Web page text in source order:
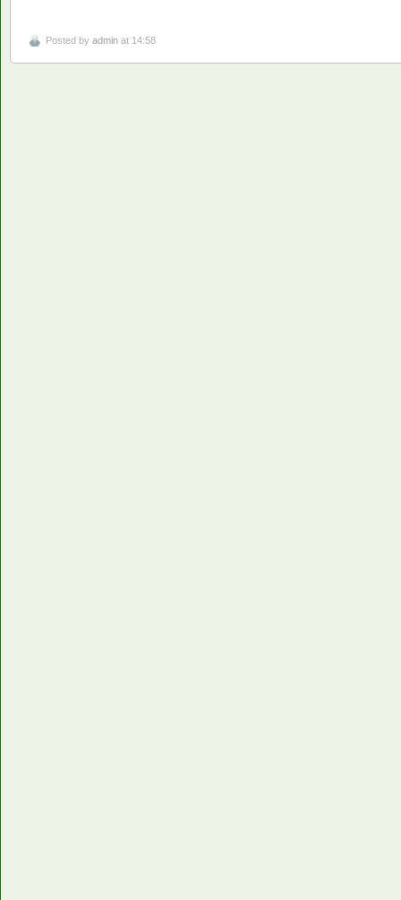
Posted by admin at 14:58